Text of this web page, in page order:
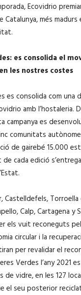
Ecovidrio
Catalunya, més
es consolida el
les nostres costes
es consolida com una
amb l’hostaleria.
campanya es
comunitats
de gairebé 15.000
cada edició
Castelldefels,
Calp, Cartagena
els vuit reconeguts
circular i la
per revalidar el
Verdes l’any 2021
de vidre, en les 127
el seu posterior